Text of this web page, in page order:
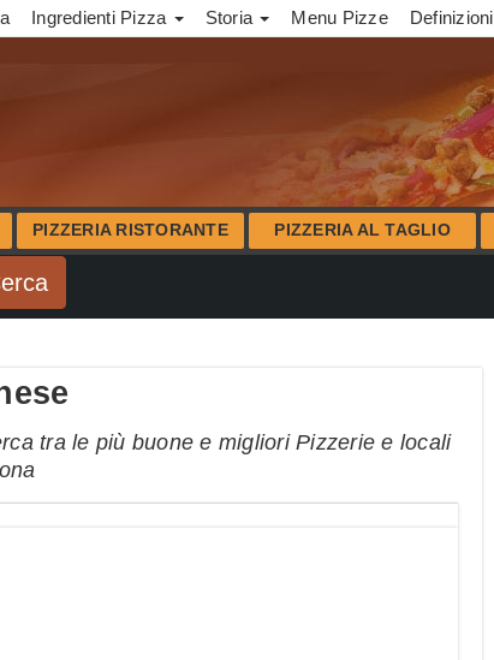
Ingredienti Pizza Storia Menu Pizze Definizioni
PIZZERIA RISTORANTE PIZZERIA AL TAGLIO
tra le più buone e migliori Pizzerie e locali